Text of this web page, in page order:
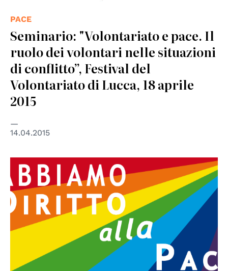
PACE
Seminario: "Volontariato e pace. Il
ruolo dei volontari nelle situazioni
di conflitto”, Festival del
Volontariato di Lucca, 18 aprile
2015
14.04.2015